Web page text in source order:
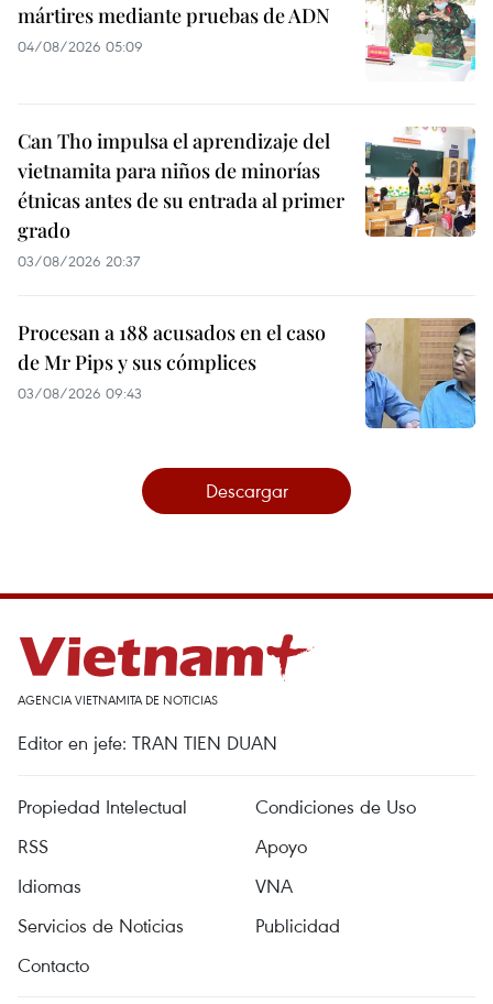
mártires mediante pruebas de ADN
04/08/2026 05:09
Can Tho impulsa el aprendizaje del
vietnamita para niños de minorías
étnicas antes de su entrada al primer
grado
03/08/2026 20:37
Procesan a 188 acusados en el caso
de Mr Pips y sus cómplices
03/08/2026 09:43
Descargar
AGENCIA VIETNAMITA DE NOTICIAS
Editor en jefe: TRAN TIEN DUAN
Propiedad Intelectual
Condiciones de Uso
RSS
Apoyo
Idiomas
VNA
Servicios de Noticias
Publicidad
Contacto